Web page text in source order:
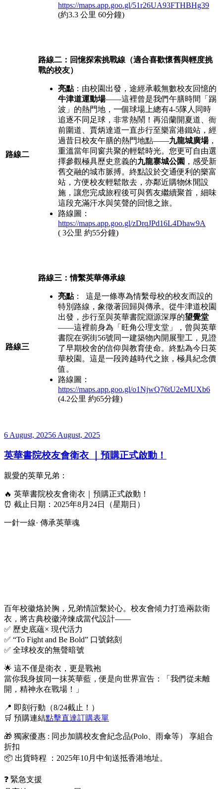
https://maps.app.goo.gl/51r26UA93FTHBHg39
(約3.3 公里 60分鐘)
路線二
路線二：回憶探索挑戰線（適合喜歡懷舊與輕度挑
戰的校友）
亮點：由校園出發，途經承載無數校友回憶的
牛津道運動場——這裡曾是我們午膳時間「踢
波」的熱門地，一個球場上總有4-5隊人同時
追逐不同足球，非常熱鬧！再沿蘭開夏道、衙
前圍道、賈炳達道一直步行至樂富港鐵站，經
過昔日校友午膳的熱門地點——九龍城廣場，
重溫當年同窗共聚的輕鬆時光。您更可自由選
擇參觀極具歷史意義的九龍寨城公園 ，感受新
舊交融的城市脈搏。終點設於交通便利的樂富
站，方便校友輕鬆散去，亦鄰近購物休閒設
施，讓您完成旅程後可與舊友繼續聚首，細味
這段充滿汗水與笑聲的回憶之旅。
路線圖：
https://maps.app.goo.gl/zDrqJPd16L4Dhaw9A
( 3公里 約55分鐘)
路線三
路線三：情繫英華傳承線
亮點： 這是一條專為情繫母校的校友而設的
特別路線，象徵著回歸與傳承。從牛津道校園
出發，步行至與英華書院淵源深厚的望覺堂
——這裡前身為「旺角公理支堂」，曾與英華
書院在弼街56號同一建築物內開展聖工，見證
了早期校舍的信仰與教育使命。終點為今日英
華校園。這是一段跨越時代之旅，極具紀念價
值。
路線圖：
https://maps.app.goo.gl/o1NjwQ76tU2eMUXb6
(4.2公里 約65分鐘)
Posted
6 August, 20256 August, 2025
英華書院校友會衛衣 ｜預購正式啟動！
親愛的英華兄弟：
🔥 英華書院校友會衛衣｜預購正式啟動！
⏰ 截止日期：2025年8月24日（星期日）
一針一線· 傳承英華魂
百年校徽烙於胸，兄弟情誼繫於心。校友會傾力打造兩款衛
衣，將古典校徽淬煉成當代設計——
✅ 歷史底蘊× 現代活力
✅ “To Fight and Be Bold” 口號銘刻
✅ 全球校友的無聲暗號
🌟 這不僅是衛衣，更是戰袍
當你我身披同一抹英華藍，便是向世界宣告：「我們從未離
開，精神永在戰場！」
📍 即刻行動（8/24截止！）
🛒 預購連結點擊直達訂購表單
🎁 獨家優惠 : 同步加購校友會紀念品(Polo、雨傘等） 享組合
折扣
📦 出貨時程 ：2025年10月中旬送抵香港地址。
❓ 緊急支援